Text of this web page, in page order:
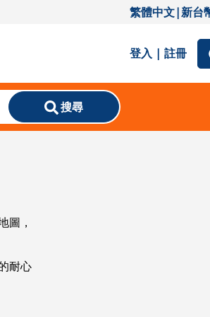
繁體中文|新台
登入 | 註冊
搜尋
圖，
耐心